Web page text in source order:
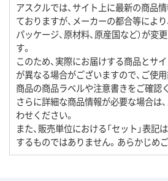
アスクルでは、サイト上に最新の商品
ておりますが、メーカーの都合等により
パッケージ、原材料、原産国など）が変
す。
このため、実際にお届けする商品とサ
が異なる場合がございますので、ご使
商品の商品ラベルや注意書きをご確認
さらに詳細な商品情報が必要な場合は
わせください。
また、販売単位における「セット」表記
するものではありません。あらかじめ